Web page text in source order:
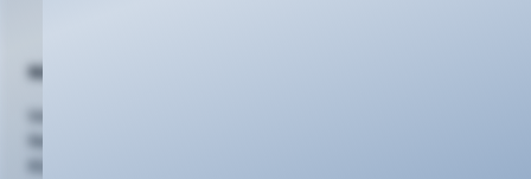
Nützliches
Vertriebspartner
Netzausbau
Kündigung/Widerruf